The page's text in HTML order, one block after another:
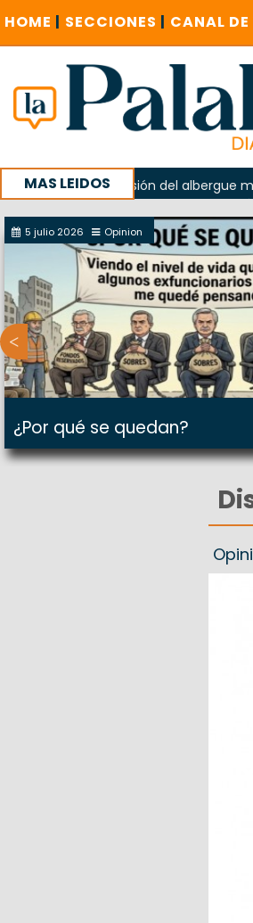
HOME | SECCIONES | CANAL
MAS LEIDOS
la explosión del albergue municipal
investigue contratación de
5 julio 2026 Opinion
¿Por qué se quedan?